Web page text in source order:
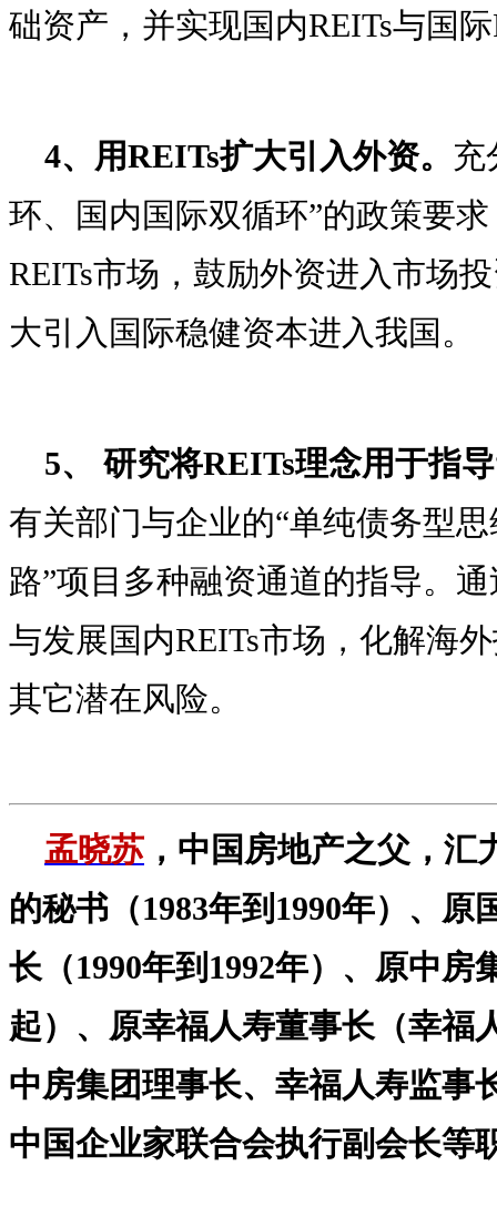
础资产，并实现国内REITs与国
4、用REITs扩大引入外资。 充
环、国内国际双循环”的政策要
REITs市场，鼓励外资进入市场
大引入国际稳健资本进入我国。
5、 研究将REITs理念用于指
有关部门与企业的“单纯债务型
路”项目多种融资通道的指导。
与发展国内REITs市场，化解海
其它潜在风险。
孟晓苏 ，中国房地产之父，
的秘书（1983年到1990年）、原
长（1990年到1992年）、原中房
起）、原幸福人寿董事长（幸福
中房集团理事长、幸福人寿监事
中国企业家联合会执行副会长等